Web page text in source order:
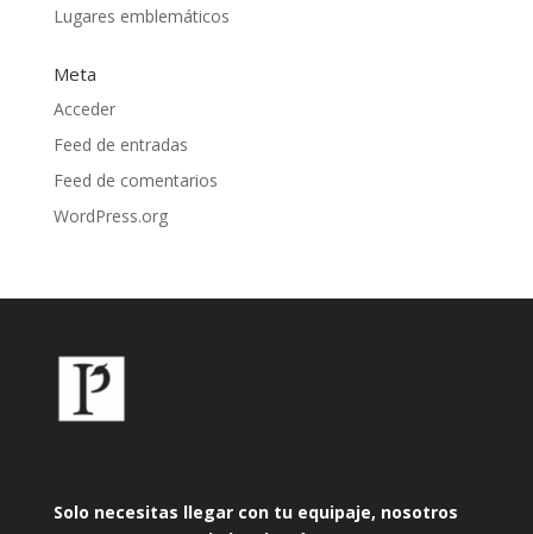
Lugares emblemáticos
Meta
Acceder
Feed de entradas
Feed de comentarios
WordPress.org
Solo necesitas llegar con tu equipaje, nosotros